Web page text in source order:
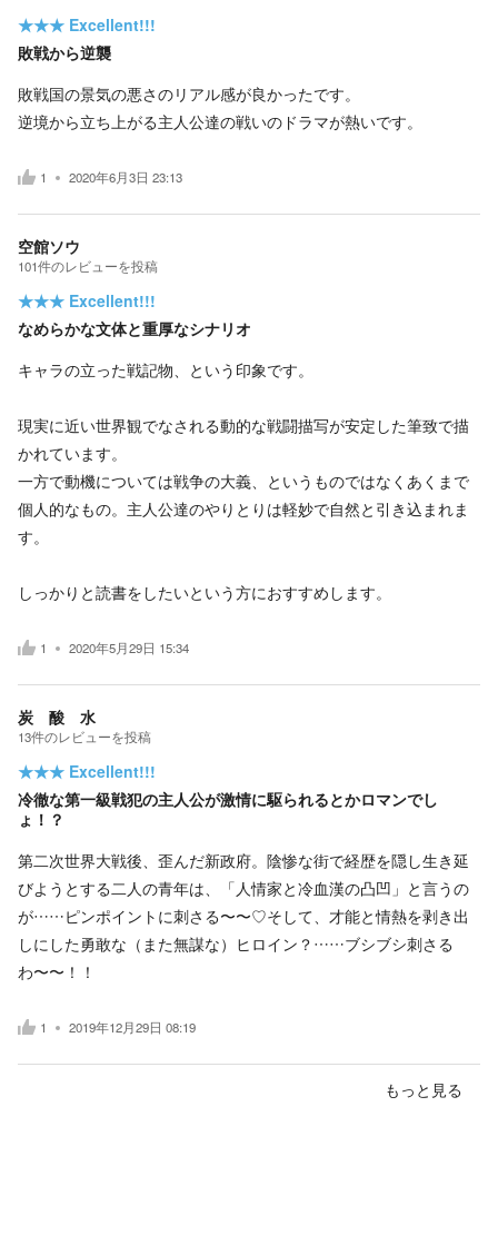
★★★ Excellent!!!
敗戦から逆襲
敗戦国の景気の悪さのリアル感が良かったです。
逆境から立ち上がる主人公達の戦いのドラマが熱いです。
1 2020年6月3日 23:13
空館ソウ
101件のレビューを投稿
★★★ Excellent!!!
なめらかな文体と重厚なシナリオ
キャラの立った戦記物、という印象です。
現実に近い世界観でなされる動的な戦闘描写が安定した筆致で描
かれています。
一方で動機については戦争の大義、というものではなくあくまで
個人的なもの。主人公達のやりとりは軽妙で自然と引き込まれま
す。
しっかりと読書をしたいという方におすすめします。
1 2020年5月29日 15:34
炭 酸 水
13件のレビューを投稿
★★★ Excellent!!!
冷徹な第一級戦犯の主人公が激情に駆られるとかロマンでし
ょ！？
第二次世界大戦後、歪んだ新政府。陰惨な街で経歴を隠し生き延
びようとする二人の青年は、「人情家と冷血漢の凸凹」と言うの
が……ピンポイントに刺さる〜〜♡そして、才能と情熱を剥き出
しにした勇敢な（また無謀な）ヒロイン？……ブシブシ刺さる
わ〜〜！！
1 2019年12月29日 08:19
もっと見る